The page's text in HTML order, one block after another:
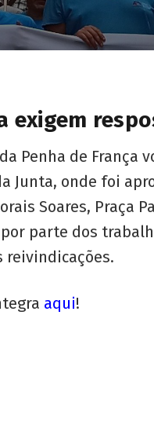
exigem
Penha de
Junta, onde foi
Soares, Praça
parte dos
reivindicações.
aqui!